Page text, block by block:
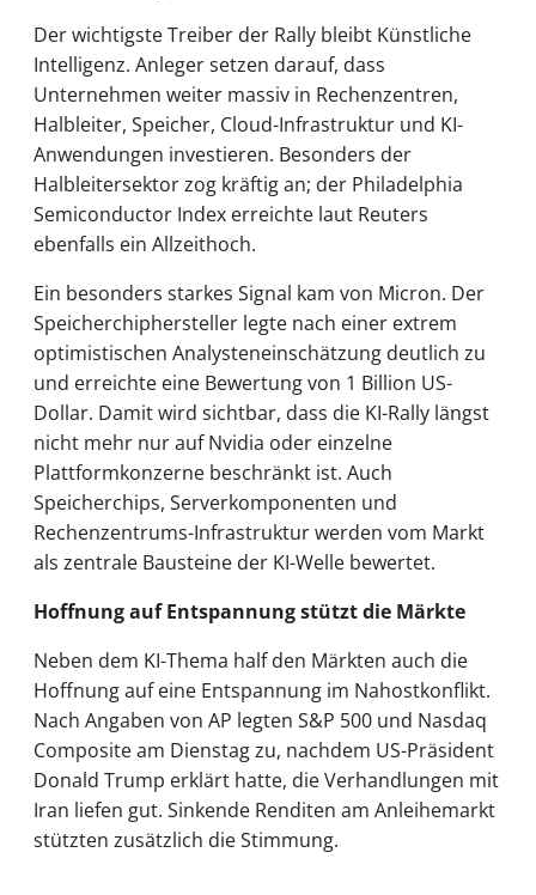
Der wichtigste Treiber der Rally bleibt Künstliche
Intelligenz. Anleger setzen darauf, dass
Unternehmen weiter massiv in Rechenzentren,
Halbleiter, Speicher, Cloud-Infrastruktur und KI-
Anwendungen investieren. Besonders der
Halbleitersektor zog kräftig an; der Philadelphia
Semiconductor Index erreichte laut Reuters
ebenfalls ein Allzeithoch.
Ein besonders starkes Signal kam von Micron. Der
Speicherchiphersteller legte nach einer extrem
optimistischen Analysteneinschätzung deutlich zu
und erreichte eine Bewertung von 1 Billion US-
Dollar. Damit wird sichtbar, dass die KI-Rally längst
nicht mehr nur auf Nvidia oder einzelne
Plattformkonzerne beschränkt ist. Auch
Speicherchips, Serverkomponenten und
Rechenzentrums-Infrastruktur werden vom Markt
als zentrale Bausteine der KI-Welle bewertet.
Hoffnung auf Entspannung stützt die Märkte
Neben dem KI-Thema half den Märkten auch die
Hoffnung auf eine Entspannung im Nahostkonflikt.
Nach Angaben von AP legten S&P 500 und Nasdaq
Composite am Dienstag zu, nachdem US-Präsident
Donald Trump erklärt hatte, die Verhandlungen mit
Iran liefen gut. Sinkende Renditen am Anleihemarkt
stützten zusätzlich die Stimmung.